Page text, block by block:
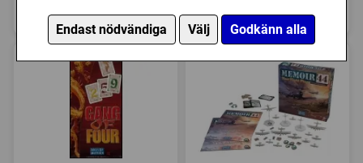
Endast nödvändiga Välj Godkänn alla